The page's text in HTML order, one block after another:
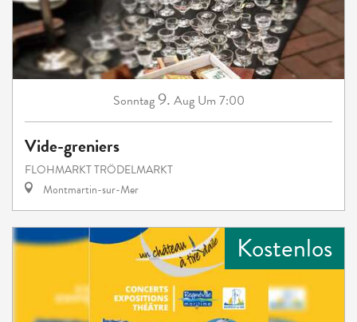
Sonntag9. Aug Um 7:00
Vide-greniers
FLOHMARKT TRÖDELMARKT
Montmartin-sur-Mer
Kostenlos